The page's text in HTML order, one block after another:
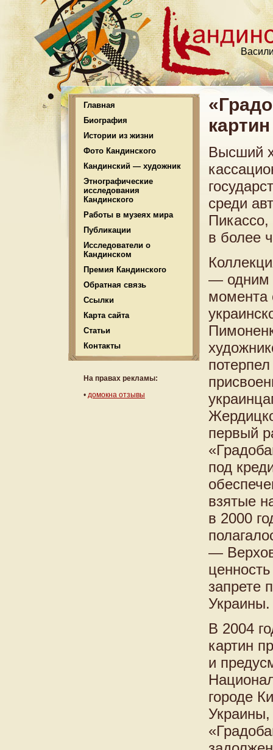
Главная
Биография
Истории из жизни
Фото Кандинского
Кандинский — художник
Этнографические
исследования
Кандинского
Работы в музеях мира
Публикации
Исследователи о
Кандинском
Премия Кандинского
Обратная связь
Ссылки
Карта сайта
Статьи
Контакты
На правах рекламы:
• домокна отзывы
картин
Высший
среди
в более
— одним
момента
первый
под
взятые
в 2000
—
запрете
Украины.
В 2004
картин
и
городе